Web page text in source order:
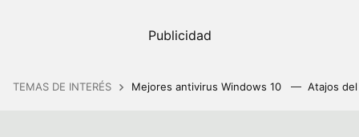
TEMAS DE INTERÉS Mejores antivirus Windows 10 Atajos